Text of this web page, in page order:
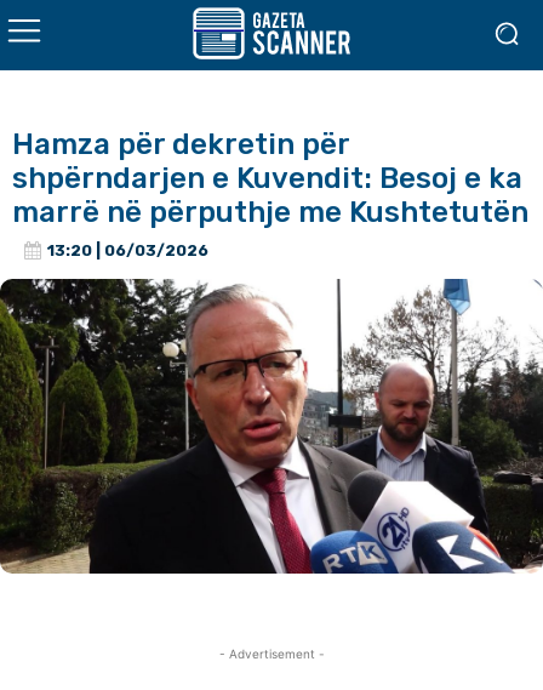
Hamza për dekretin për
shpërndarjen e Kuvendit: Besoj e ka
marrë në përputhje me Kushtetutën
13:20 | 06/03/2026
- Advertisement -